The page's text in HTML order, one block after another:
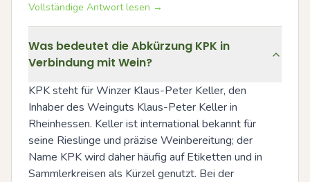
Vollständige Antwort lesen →
Was bedeutet die Abkürzung KPK in
Verbindung mit Wein?
KPK steht für Winzer Klaus-Peter Keller, den
Inhaber des Weinguts Klaus-Peter Keller in
Rheinhessen. Keller ist international bekannt für
seine Rieslinge und präzise Weinbereitung; der
Name KPK wird daher häufig auf Etiketten und in
Sammlerkreisen als Kürzel genutzt. Bei der